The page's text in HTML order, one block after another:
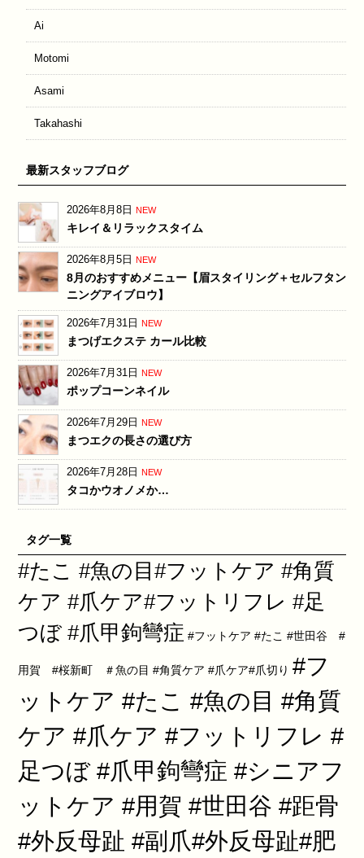
Ai
Motomi
Asami
Takahashi
最新スタッフブログ
2026年8月8日 NEW
キレイ＆リラックスタイム
2026年8月5日 NEW
8月のおすすめメニュー【眉スタイリング＋セルフタン
ニングアイブロウ】
2026年7月31日 NEW
まつげエクステ カール比較
2026年7月31日 NEW
ポップコーンネイル
2026年7月29日 NEW
まつエクの長さの選び方
2026年7月28日 NEW
タコかウオノメか…
タグ一覧
#たこ #魚の目#フットケア #角質
ケア #爪ケア#フットリフレ #足
つぼ #爪甲鉤彎症 #フットケア #たこ #世田谷 #
用賀 #桜新町 ＃魚の目 #角質ケア #爪ケア#爪切り #フ
ットケア #たこ #魚の目 #角質
ケア #爪ケア #フットリフレ #
足つぼ #爪甲鉤彎症 #シニアフ
ットケア #用賀 #世田谷 #距骨
#外反母趾 #副爪#外反母趾#肥